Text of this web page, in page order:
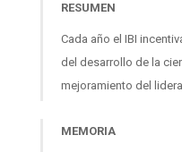
RESUMEN
Cada año el IBI
del desarrollo de la
mejoramiento del
MEMORIA